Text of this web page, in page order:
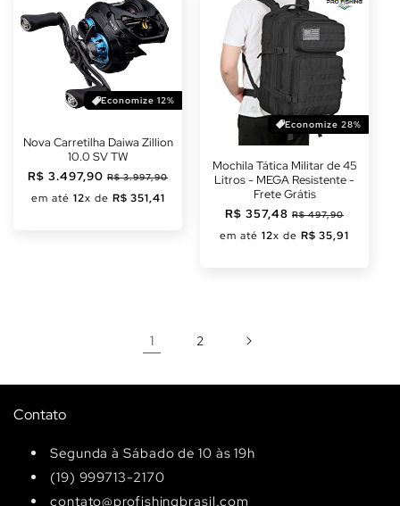
Economize 12%
Nova Carretilha Daiwa Zillion
10.0 SV TW
Preço
normal
R$ 3.497,90 Preço
promocional
R$ 3.997,90
em até 12x de R$ 351,41
Economize 28%
Mochila Tática Militar de 45
Litros - MEGA Resistente -
Frete Grátis
Preço
normal
R$ 357,48 Preço
promocional
R$ 497,90
em até 12x de R$ 35,91
1 2
Contato
Segunda à Sábado de 10 às 19h
(19) 999713-2170
contato@profishingbrasil.com